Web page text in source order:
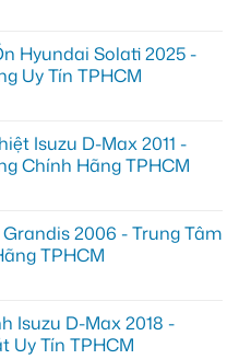
Hyundai Solati 2025 -
Uy Tín TPHCM
Isuzu D-Max 2011 -
Chính Hãng TPHCM
2006 - Trung Tâm
TPHCM
Isuzu D-Max 2018 -
Uy Tín TPHCM